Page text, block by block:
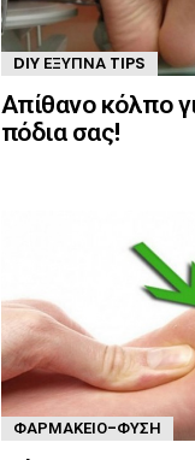
DIY ΈΞΥΠΝΑ TIPS
Απίθανο κόλπο
πόδια σας!
ΦΑΡΜΑΚΕΊΟ-ΦΎΣΗ